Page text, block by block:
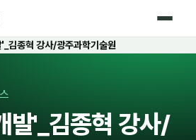
김종혁 강사/광주과학기술원
발'_김종혁 강사/